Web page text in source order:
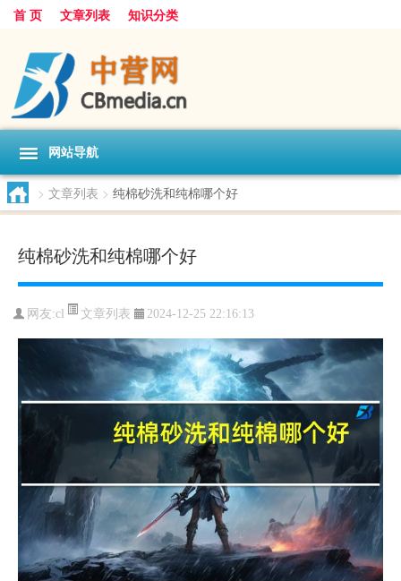
首 页 文章列表 知识分类
网站导航
> 文章列表 > 纯棉砂洗和纯棉哪个好
纯棉砂洗和纯棉哪个好
网友:cl 文章列表 2024-12-25 22:16:13